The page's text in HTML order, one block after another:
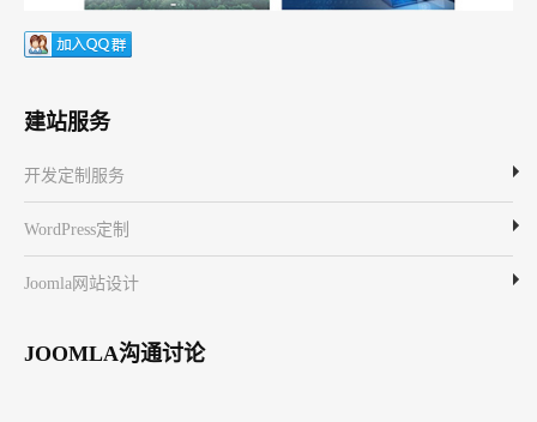
建站服务
开发定制服务
WordPress定制
Joomla网站设计
JOOMLA沟通讨论